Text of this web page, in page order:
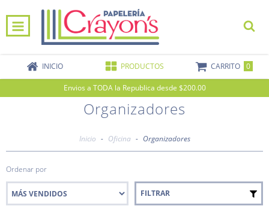
INICIO PRODUCTOS CARRITO 0
Envios a TODA la Republica desde $200.00
Organizadores
Inicio - Oficina - Organizadores
Ordenar por
FILTRAR